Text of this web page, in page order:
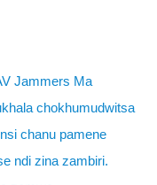
Jammers Ma
chokhumudwitsa
chanu pamene
ndi zina zambiri.